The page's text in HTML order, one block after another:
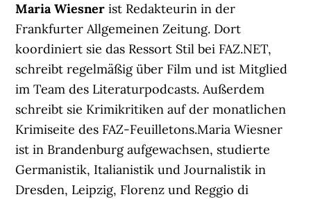
Maria Wiesner ist Redakteurin in der
Frankfurter Allgemeinen Zeitung. Dort
koordiniert sie das Ressort Stil bei FAZ.NET,
schreibt regelmäßig über Film und ist Mitglied
im Team des Literaturpodcasts. Außerdem
schreibt sie Krimikritiken auf der monatlichen
Krimiseite des FAZ-Feuilletons.Maria Wiesner
ist in Brandenburg aufgewachsen, studierte
Germanistik, Italianistik und Journalistik in
Dresden, Leipzig, Florenz und Reggio di